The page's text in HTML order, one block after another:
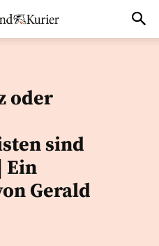
oder
sind
Ein
Gerald